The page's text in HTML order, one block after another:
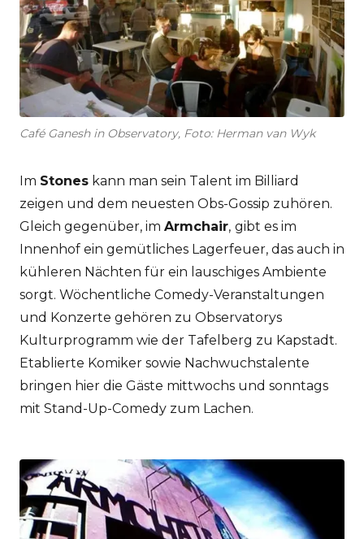
Café Ganesh in Observatory, Foto: Herman van Wyk
Im Stones kann man sein Talent im Billiard
zeigen und dem neuesten Obs-Gossip zuhören.
Gleich gegenüber, im Armchair, gibt es im
Innenhof ein gemütliches Lagerfeuer, das auch in
kühleren Nächten für ein lauschiges Ambiente
sorgt. Wöchentliche Comedy-Veranstaltungen
und Konzerte gehören zu Observatorys
Kulturprogramm wie der Tafelberg zu Kapstadt.
Etablierte Komiker sowie Nachwuchstalente
bringen hier die Gäste mittwochs und sonntags
mit Stand-Up-Comedy zum Lachen.